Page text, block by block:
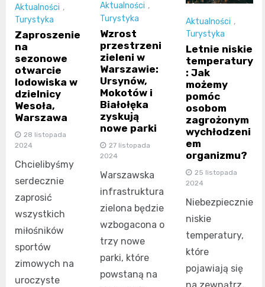
Aktualności ,
Turystyka
Zaproszenie
na
sezonowe
otwarcie
lodowiska w
dzielnicy
Wesoła,
Warszawa
28 listopada
2024
Chcielibyśmy
serdecznie
zaprosić
wszystkich
miłośników
sportów
zimowych na
uroczyste
Aktualności ,
Turystyka
Wzrost
przestrzeni
zieleni w
Warszawie:
Ursynów,
Mokotów i
Białołęka
zyskują
nowe parki
27 listopada
2024
Warszawska
infrastruktura
zielona będzie
wzbogacona o
trzy nowe
parki, które
powstaną na
Aktualności ,
Turystyka
Letnie niskie
temperatury
: Jak
możemy
pomóc
osobom
zagrożonym
wychłodzeni
em
organizmu?
25 listopada
2024
Niebezpiecznie
niskie
temperatury,
które
pojawiają się